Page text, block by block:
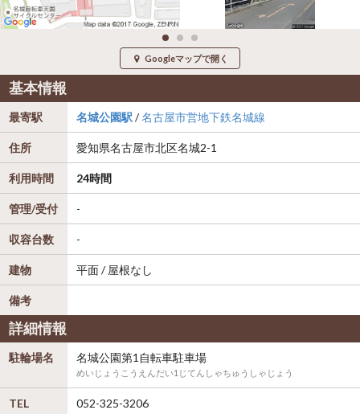
Googleマップで開く
基本情報
最寄駅 名城公園駅 /名古屋市営地下鉄名城線
住所 愛知県名古屋市北区名城2-1
利用時間 24時間
管理/受付 -
収容台数 -
建物 平面 / 屋根なし
備考
詳細情報
駐輪場名 名城公園第1自転車駐車場
めいじょうこうえんだい1じてんしゃちゅうしゃじょう
TEL 052-325-3206